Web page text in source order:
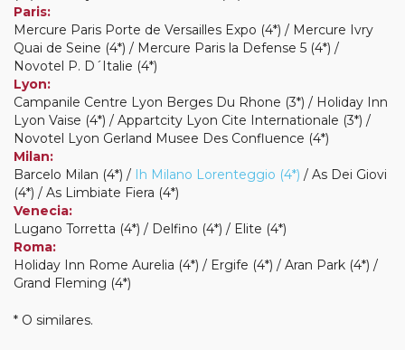
Paris:
Mercure Paris Porte de Versailles Expo (4*) / Mercure Ivry
Quai de Seine (4*) / Mercure Paris la Defense 5 (4*) /
Novotel P. D´Italie (4*)
Lyon:
Campanile Centre Lyon Berges Du Rhone (3*) / Holiday Inn
Lyon Vaise (4*) / Appartcity Lyon Cite Internationale (3*) /
Novotel Lyon Gerland Musee Des Confluence (4*)
Milan:
Barcelo Milan (4*) / Ih Milano Lorenteggio (4*) / As Dei Giovi
(4*) / As Limbiate Fiera (4*)
Venecia:
Lugano Torretta (4*) / Delfino (4*) / Elite (4*)
Roma:
Holiday Inn Rome Aurelia (4*) / Ergife (4*) / Aran Park (4*) /
Grand Fleming (4*)
* O similares.